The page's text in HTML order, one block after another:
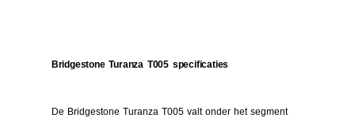
Bridgestone Turanza T005 specificaties
De Bridgestone Turanza T005 valt onder het segment